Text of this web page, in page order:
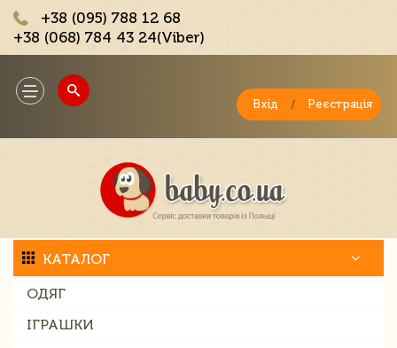
+38 (095) 788 12 68
+38 (068) 784 43 24(Viber)
Toggle
navigation
Вхід / Реєстрація
КАТАЛОГ
ОДЯГ
ІГРАШКИ